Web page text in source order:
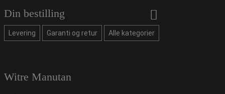
Din bestilling
Levering Garanti og retur Alle kategorier
Witre Manutan